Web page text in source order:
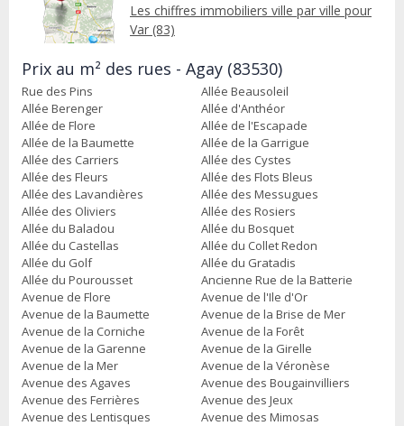
Les chiffres immobiliers ville par ville pour
Var (83)
Prix au m² des rues - Agay (83530)
Rue des Pins
Allée Beausoleil
Allée Berenger
Allée d'Anthéor
Allée de Flore
Allée de l'Escapade
Allée de la Baumette
Allée de la Garrigue
Allée des Carriers
Allée des Cystes
Allée des Fleurs
Allée des Flots Bleus
Allée des Lavandières
Allée des Messugues
Allée des Oliviers
Allée des Rosiers
Allée du Baladou
Allée du Bosquet
Allée du Castellas
Allée du Collet Redon
Allée du Golf
Allée du Gratadis
Allée du Pourousset
Ancienne Rue de la Batterie
Avenue de Flore
Avenue de l'Ile d'Or
Avenue de la Baumette
Avenue de la Brise de Mer
Avenue de la Corniche
Avenue de la Forêt
Avenue de la Garenne
Avenue de la Girelle
Avenue de la Mer
Avenue de la Véronèse
Avenue des Agaves
Avenue des Bougainvilliers
Avenue des Ferrières
Avenue des Jeux
Avenue des Lentisques
Avenue des Mimosas